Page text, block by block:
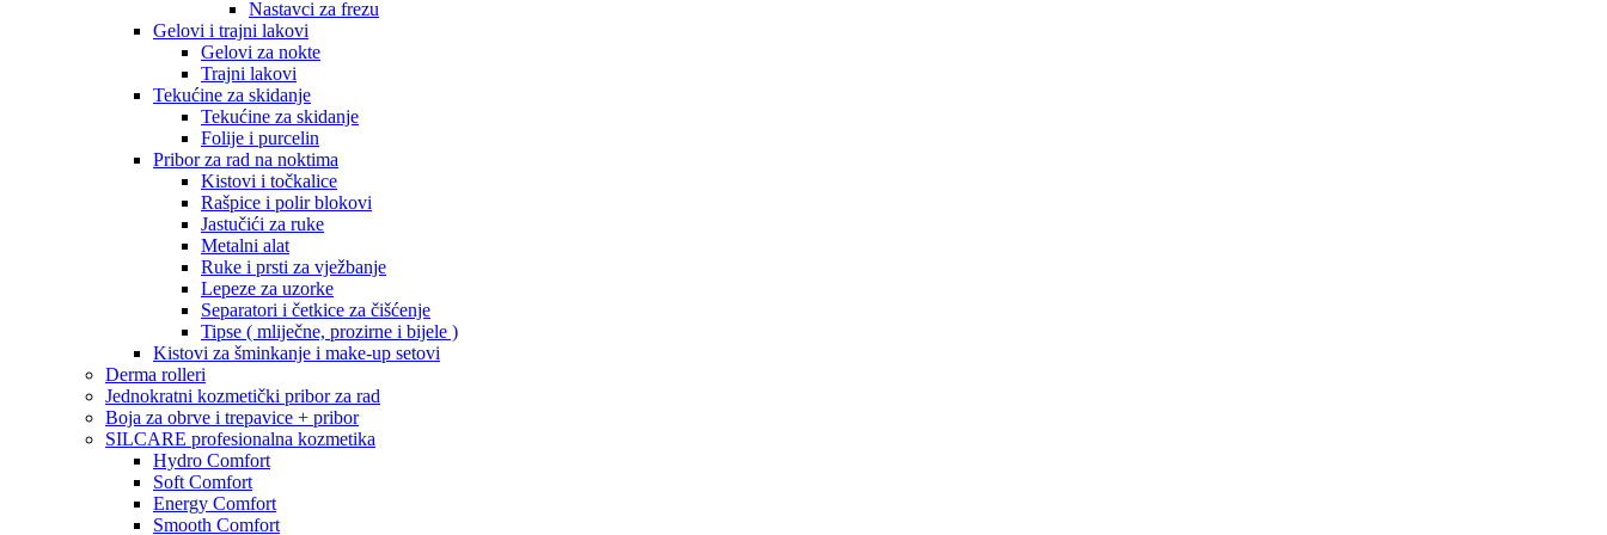
Nastavci za frezu
Gelovi i trajni lakovi
Gelovi za nokte
Trajni lakovi
Tekućine za skidanje
Tekućine za skidanje
Folije i purcelin
Pribor za rad na noktima
Kistovi i točkalice
Rašpice i polir blokovi
Jastučići za ruke
Metalni alat
Ruke i prsti za vježbanje
Lepeze za uzorke
Separatori i četkice za čišćenje
Tipse ( mliječne, prozirne i bijele )
Kistovi za šminkanje i make-up setovi
Derma rolleri
Jednokratni kozmetički pribor za rad
Boja za obrve i trepavice + pribor
SILCARE profesionalna kozmetika
Hydro Comfort
Soft Comfort
Energy Comfort
Smooth Comfort